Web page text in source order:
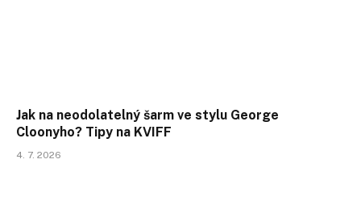
Jak na neodolatelný šarm ve stylu George
Cloonyho? Tipy na KVIFF
4. 7. 2026